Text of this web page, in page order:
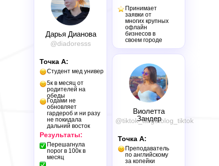
Точка А:
Точка А:
Результаты:
Виолетта
Зандер
Студент мед универ
Преподаватель
по английскому
за копейки
Дарья Дианова
@diadoresss
@tiktok_targetolog_tiktok
Перешагнула
порог в 100к в
месяц
Принимает
заявки от
многих крупных
офлайн
бизнесов в
своем городе
5к в месяц от
родителей на
обеды
Годами не
обновляет
гардероб и ни разу
не покидала
дальний восток